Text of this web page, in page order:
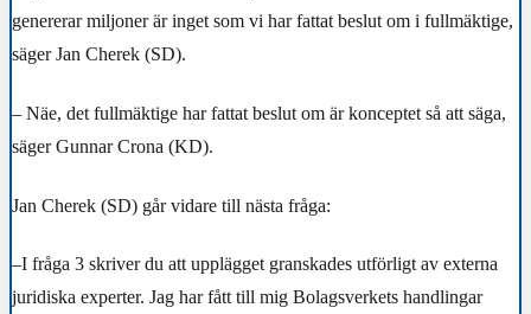
genererar miljoner är inget som vi har fattat beslut om i fullmäktige,
säger Jan Cherek (SD).
– Näe, det fullmäktige har fattat beslut om är konceptet så att säga,
säger Gunnar Crona (KD).
Jan Cherek (SD) går vidare till nästa fråga:
–I fråga 3 skriver du att upplägget granskades utförligt av externa
juridiska experter. Jag har fått till mig Bolagsverkets handlingar